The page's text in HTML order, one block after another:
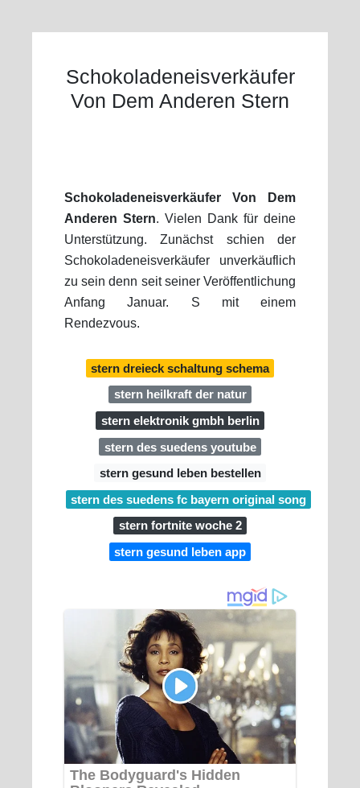
Schokoladeneisverkäufer
Von Dem Anderen Stern
Schokoladeneisverkäufer Von Dem
Anderen Stern. Vielen Dank für deine
Unterstützung. Zunächst schien der
Schokoladeneisverkäufer unverkäuflich
zu sein denn seit seiner Veröffentlichung
Anfang Januar. S mit einem
Rendezvous.
stern dreieck schaltung schema
stern heilkraft der natur
stern elektronik gmbh berlin
stern des suedens youtube
stern gesund leben bestellen
stern des suedens fc bayern original song
stern fortnite woche 2
stern gesund leben app